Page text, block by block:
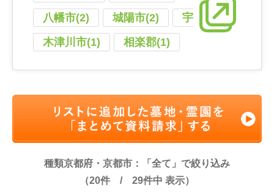
八幡市(2)
城陽市(2)
宇治市(8)
木津川市(1)
相楽郡(1)
種類京都府・京都市：「全て」で絞り込み
（20件 / 29件中 表示）